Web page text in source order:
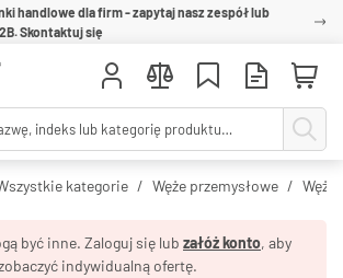
handlowe dla firm - zapytaj nasz zespół lub
Skontaktuj się
kategorie Węże przemysłowe Węże
być inne. Zaloguj się lub załóż konto, aby
indywidualną ofertę.